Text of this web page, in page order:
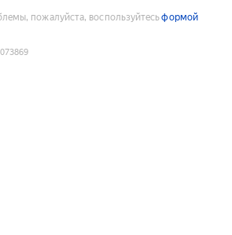
пожалуйста, воспользуйтесьформой